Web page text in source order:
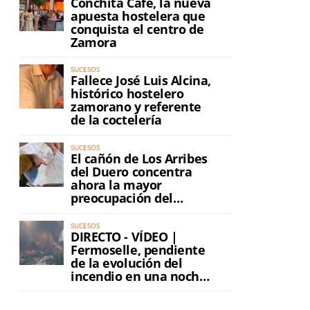
apuesta hostelera que
conquista el centro de
Zamora
SUCESOS
Fallece José Luis Alcina,
histórico hostelero
zamorano y referente
de la coctelería
SUCESOS
El cañón de Los Arribes
del Duero concentra
ahora la mayor
preocupación del
incendio
SUCESOS
DIRECTO - VÍDEO |
Fermoselle, pendiente
de la evolución del
incendio en una noche